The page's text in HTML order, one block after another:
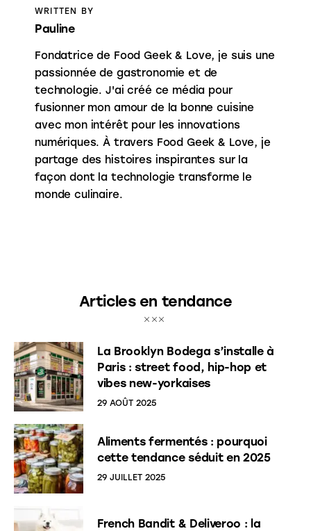
WRITTEN BY
Pauline
Fondatrice de Food Geek & Love, je suis une
passionnée de gastronomie et de
technologie. J'ai créé ce média pour
fusionner mon amour de la bonne cuisine
avec mon intérêt pour les innovations
numériques. À travers Food Geek & Love, je
partage des histoires inspirantes sur la
façon dont la technologie transforme le
monde culinaire.
Articles en tendance
La Brooklyn Bodega s’installe à
Paris : street food, hip-hop et
vibes new-yorkaises
29 AOÛT 2025
Aliments fermentés : pourquoi
cette tendance séduit en 2025
29 JUILLET 2025
French Bandit & Deliveroo : la